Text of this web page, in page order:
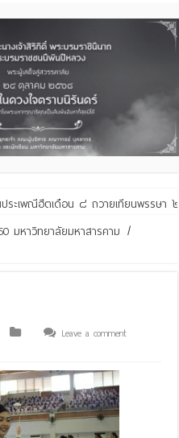
ะเพณีฮีตเดือน ๘ ถวายเทียนพรรษา ๒
มหาวิทยาลัยมหาสารคาม /
Leave a comment